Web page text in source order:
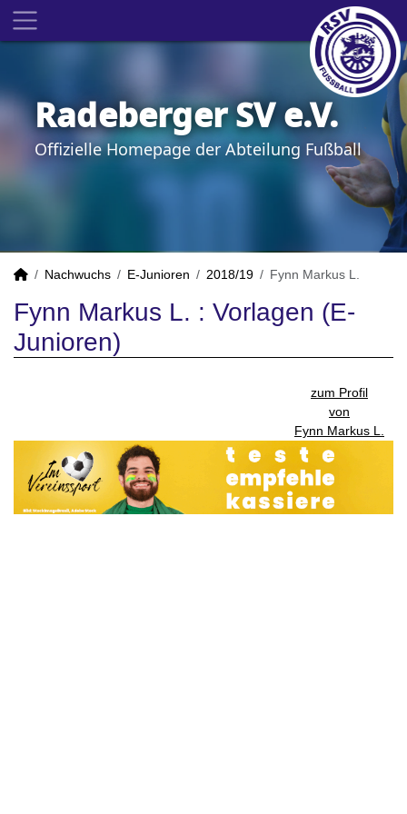
Radeberger SV e.V.
Offizielle Homepage der Abteilung Fußball
Nachwuchs E-Junioren 2018/19 Fynn Markus L.
Fynn Markus L. : Vorlagen (E-
Junioren)
zum Profil
von
Fynn Markus L.